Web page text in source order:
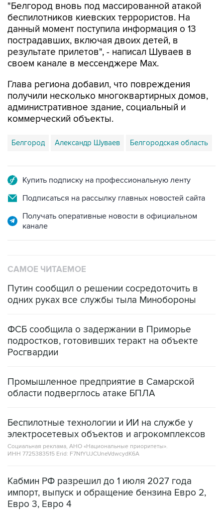
"Белгород вновь под массированной атакой
беспилотников киевских террористов. На
данный момент поступила информация о 13
пострадавших, включая двоих детей, в
результате прилетов", - написал Шуваев в
своем канале в мессенджере Max.
Глава региона добавил, что повреждения
получили несколько многоквартирных домов,
административное здание, социальный и
коммерческий объекты.
Белгород Александр Шуваев Белгородская область
Купить подписку на профессиональную ленту
Подписаться на рассылку главных новостей сайта
Получать оперативные новости в официальном
канале
САМОЕ ЧИТАЕМОЕ
Путин сообщил о решении сосредоточить в
одних руках все службы тыла Минобороны
ФСБ сообщила о задержании в Приморье
подростков, готовивших теракт на объекте
Росгвардии
Промышленное предприятие в Самарской
области подверглось атаке БПЛА
Беспилотные технологии и ИИ на службе у
электросетевых объектов и агрокомплексов
Социальная реклама, АНО «Национальные приоритеты».
ИНН 7725383515 Erid: F7NfYUJCUneVdwcydK6A
Кабмин РФ разрешил до 1 июля 2027 года
импорт, выпуск и обращение бензина Евро 2,
Евро 3, Евро 4